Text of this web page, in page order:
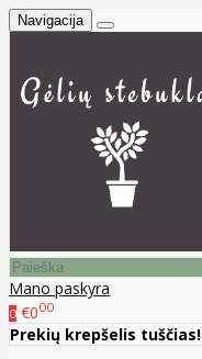
Navigacija
Mano paskyra
0 €000
Prekių krepšelis tuščias!